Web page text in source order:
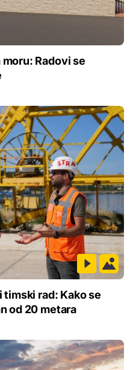
Radovi se
rad: Kako se
od 20 metara